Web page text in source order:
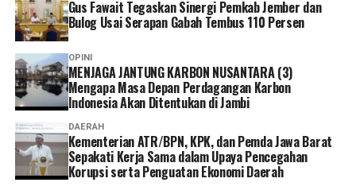
untuk pasar UMKMnya jadi hidup masyarakat.
Muarojambi juga harus dibangun dengan melibatkan
seluruh pihak, termasuk masyarakat,” ujarnya.
‎Sementara itu, seorang warga Muarojambi menilai
pelibatan masyarakat dalam pengembangan kawasan
masih belum optimal.
‎”Ya, ada yang dianakemaskan, ada yang tidak. Kami juga
kaget tadi tiba-tiba baru ada undangan,” tuturnya.
Gus Fawait Tegaskan Sinergi Pemkab Jember dan
Bulog Usai Serapan Gabah Tembus 110 Persen
OPINI
MENJAGA JANTUNG KARBON NUSANTARA (3)
Mengapa Masa Depan Perdagangan Karbon
Indonesia Akan Ditentukan di Jambi
DAERAH
Kementerian ATR/BPN, KPK, dan Pemda Jawa Barat
Sepakati Kerja Sama dalam Upaya Pencegahan
Korupsi serta Penguatan Ekonomi Daerah